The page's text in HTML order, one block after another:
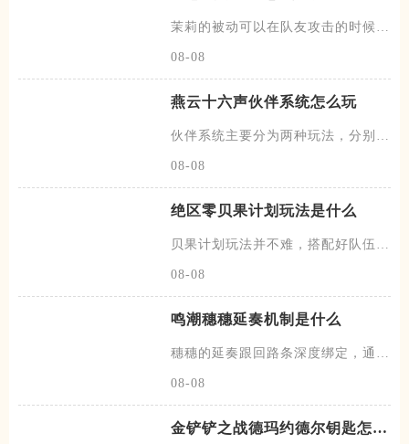
茉莉的被动可以在队友攻击的时候，
08-08
燕云十六声伙伴系统怎么玩
伙伴系统主要分为两种玩法，分别是
08-08
绝区零贝果计划玩法是什么
贝果计划玩法并不难，搭配好队伍和
08-08
鸣潮穗穗延奏机制是什么
穗穗的延奏跟回路条深度绑定，通过
08-08
金铲铲之战德玛约德尔钥匙怎么